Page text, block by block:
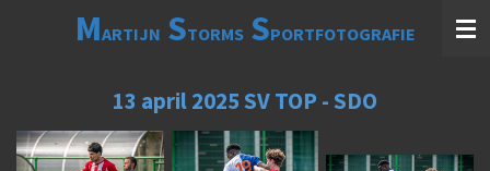
MARTIJN STORMSSPORTFOTOGRAFIE
13 april 2025 SV TOP - SDO